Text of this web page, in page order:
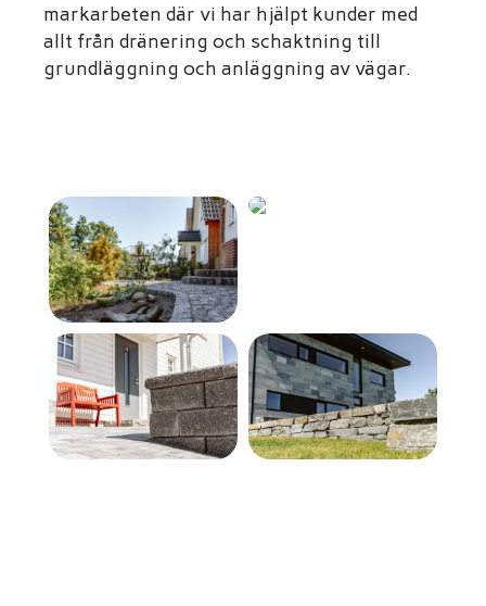
markarbeten där vi har hjälpt kunder med
allt från dränering och schaktning till
grundläggning och anläggning av vägar.